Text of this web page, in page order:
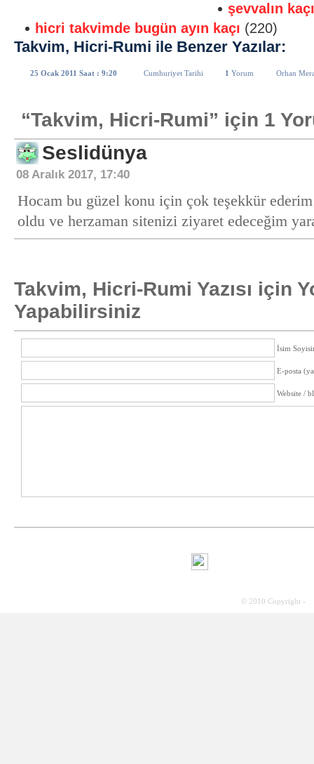
şevvalın kaçı
hicri takvimde bugün ayın kaçı (220)
Takvim, Hicri-Rumi ile Benzer Yazılar:
25 Ocak 2011 Saat : 9:20 Cumhuriyet Tarihi 1 Yorum Orhan
“Takvim, Hicri-Rumi” için 1
Seslidünya
08 Aralık 2017, 17:40
Hocam bu güzel konu için çok teşekkür
oldu ve herzaman sitenizi ziyaret edeceğim
Takvim, Hicri-Rumi Yazısı için
Yapabilirsiniz
İsim
E-posta
Website /
© 2010 Copyright -